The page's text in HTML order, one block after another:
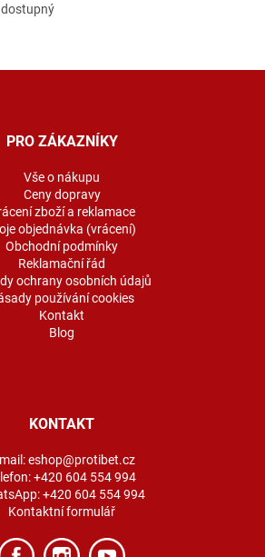
PRO ZÁKAZNÍKY
Vše o nákupu
Ceny dopravy
zboží a reklamace
objednávka (vrácení)
Obchodní podmínky
Reklamační řád
ochrany osobních údajů
používání cookies
Kontakt
Blog
KONTAKT
eshop@protibet.cz
+420 604 554 994
+420 604 554 994
Kontaktní formulář